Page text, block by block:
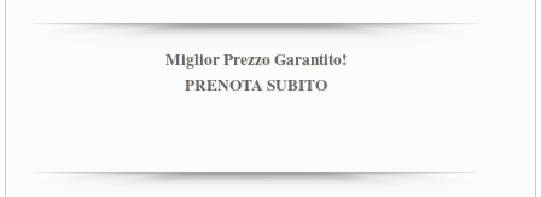
Miglior Prezzo Garantito!
PRENOTA SUBITO